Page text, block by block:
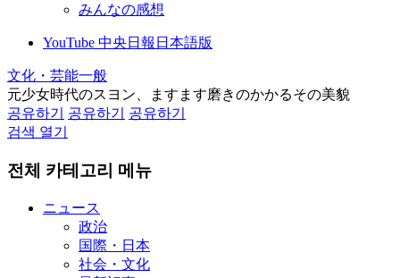
みんなの感想
YouTube 中央日報日本語版
文化・芸能一般
元少女時代のスヨン、ますます磨きのかかるその美貌
공유하기
공유하기
공유하기
검색 열기
전체 카테고리 메뉴
ニュース
政治
国際・日本
社会・文化